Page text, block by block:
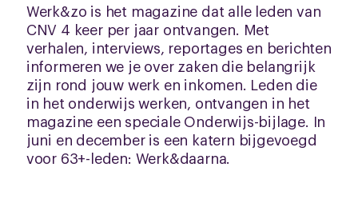
Werk&zo is het magazine dat alle leden van
CNV 4 keer per jaar ontvangen. Met
verhalen, interviews, reportages en berichten
informeren we je over zaken die belangrijk
zijn rond jouw werk en inkomen. Leden die
in het onderwijs werken, ontvangen in het
magazine een speciale Onderwijs-bijlage. In
juni en december is een katern bijgevoegd
voor 63+-leden: Werk&daarna.